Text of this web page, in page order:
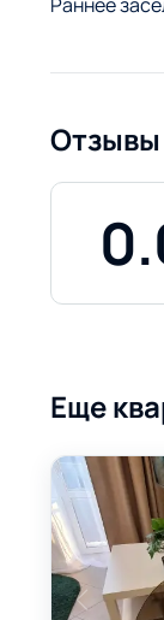
Отзывы
Еще